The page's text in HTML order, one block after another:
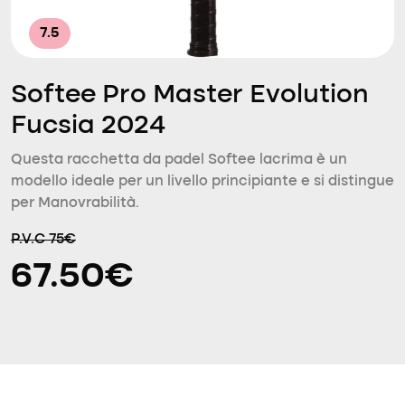
7.5
Softee Pro Master Evolution
Fucsia 2024
Questa racchetta da padel Softee lacrima è un
modello ideale per un livello principiante e si distingue
per Manovrabilità.
P.V.C 75€
67.50€